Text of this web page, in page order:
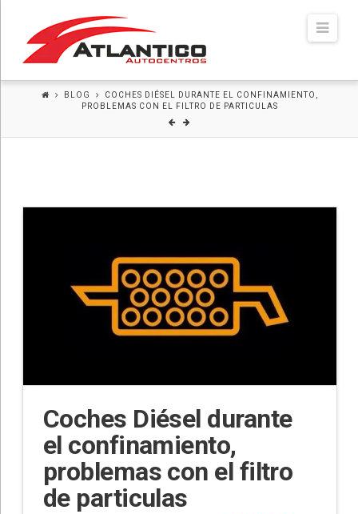
Atlántico
Autocentros
BLOG
COCHES DIÉSEL DURANTE EL CONFINAMIENTO,
PROBLEMAS CON EL FILTRO DE PARTICULAS
Coches Diésel durante
el confinamiento,
problemas con el filtro
de particulas